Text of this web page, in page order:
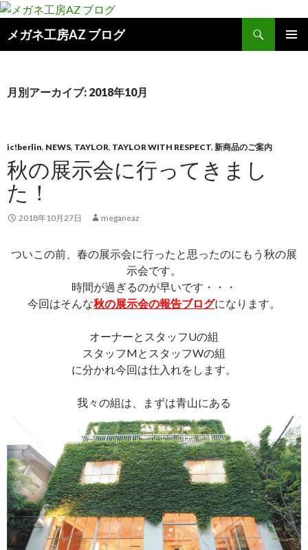
メガネ工房AZ ブログ
索
ン
キ
ッ
プ
月別アーカイブ: 2018年10月
ic!berlin, NEWS, TAYLOR, TAYLOR WITH RESPECT, 新商品のご案内
秋の展示会に行ってきまし
た！
2018年10月27日 meganeaz
ついこの前、春の展示会に行ったと思ったのにもう秋の展
示会です。
時間が過ぎるのが早いです・・・
今回はそんな秋の展示会の報告ブログになります。
オーナーとスタッフUの組
スタッフMとスタッフWの組
に分かれ今回は仕入れをします。
我々の組は、まずは青山にある